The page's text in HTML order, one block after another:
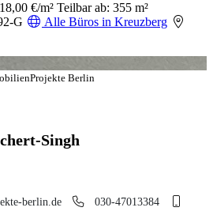
€/m² Teilbar ab: 355 m²
G
Alle Büros in Kreuzberg
Berlin
Singh
berlin.de
030-47013384